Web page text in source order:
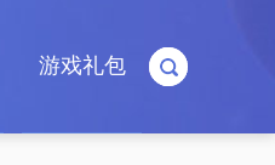
游戏礼包